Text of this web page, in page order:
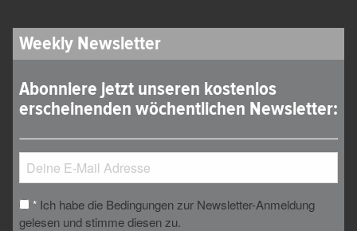
Weekly Newsletter
Abonniere jetzt unseren kostenlos
erscheinenden wöchentlichen Newsletter:
* Ich habe die Bedingungen zur Newsletter-Anmeldung
gelesen und stimme diesen zu.